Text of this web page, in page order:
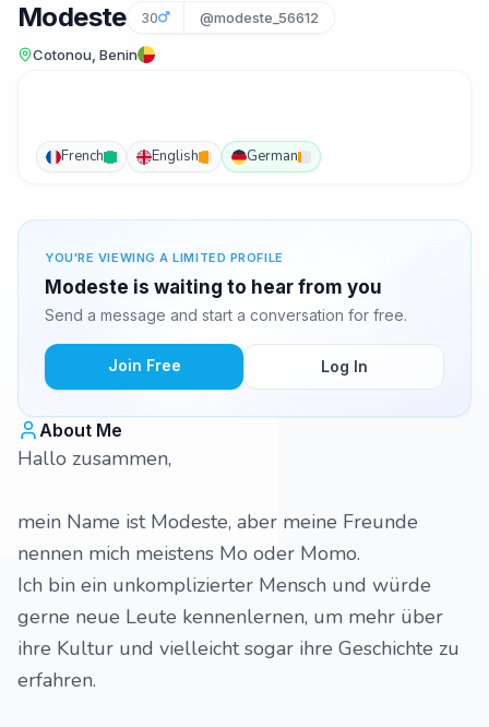
Modeste 30 @modeste_56612
Cotonou, Benin
French English German
YOU'RE VIEWING A LIMITED PROFILE
Modeste is waiting to hear from you
Send a message and start a conversation for free.
Join Free Log In
About Me
Hallo zusammen,
mein Name ist Modeste, aber meine Freunde
nennen mich meistens Mo oder Momo.
Ich bin ein unkomplizierter Mensch und würde
gerne neue Leute kennenlernen, um mehr über
ihre Kultur und vielleicht sogar ihre Geschichte zu
erfahren.